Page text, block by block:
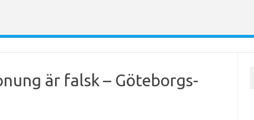
är falsk – Göteborgs-